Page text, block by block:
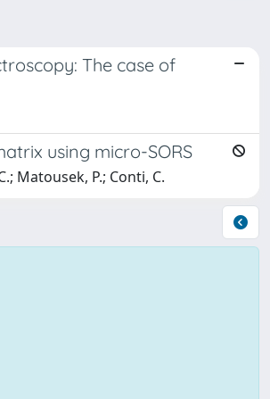
The case of
using micro-SORS
Matousek, P.; Conti, C.